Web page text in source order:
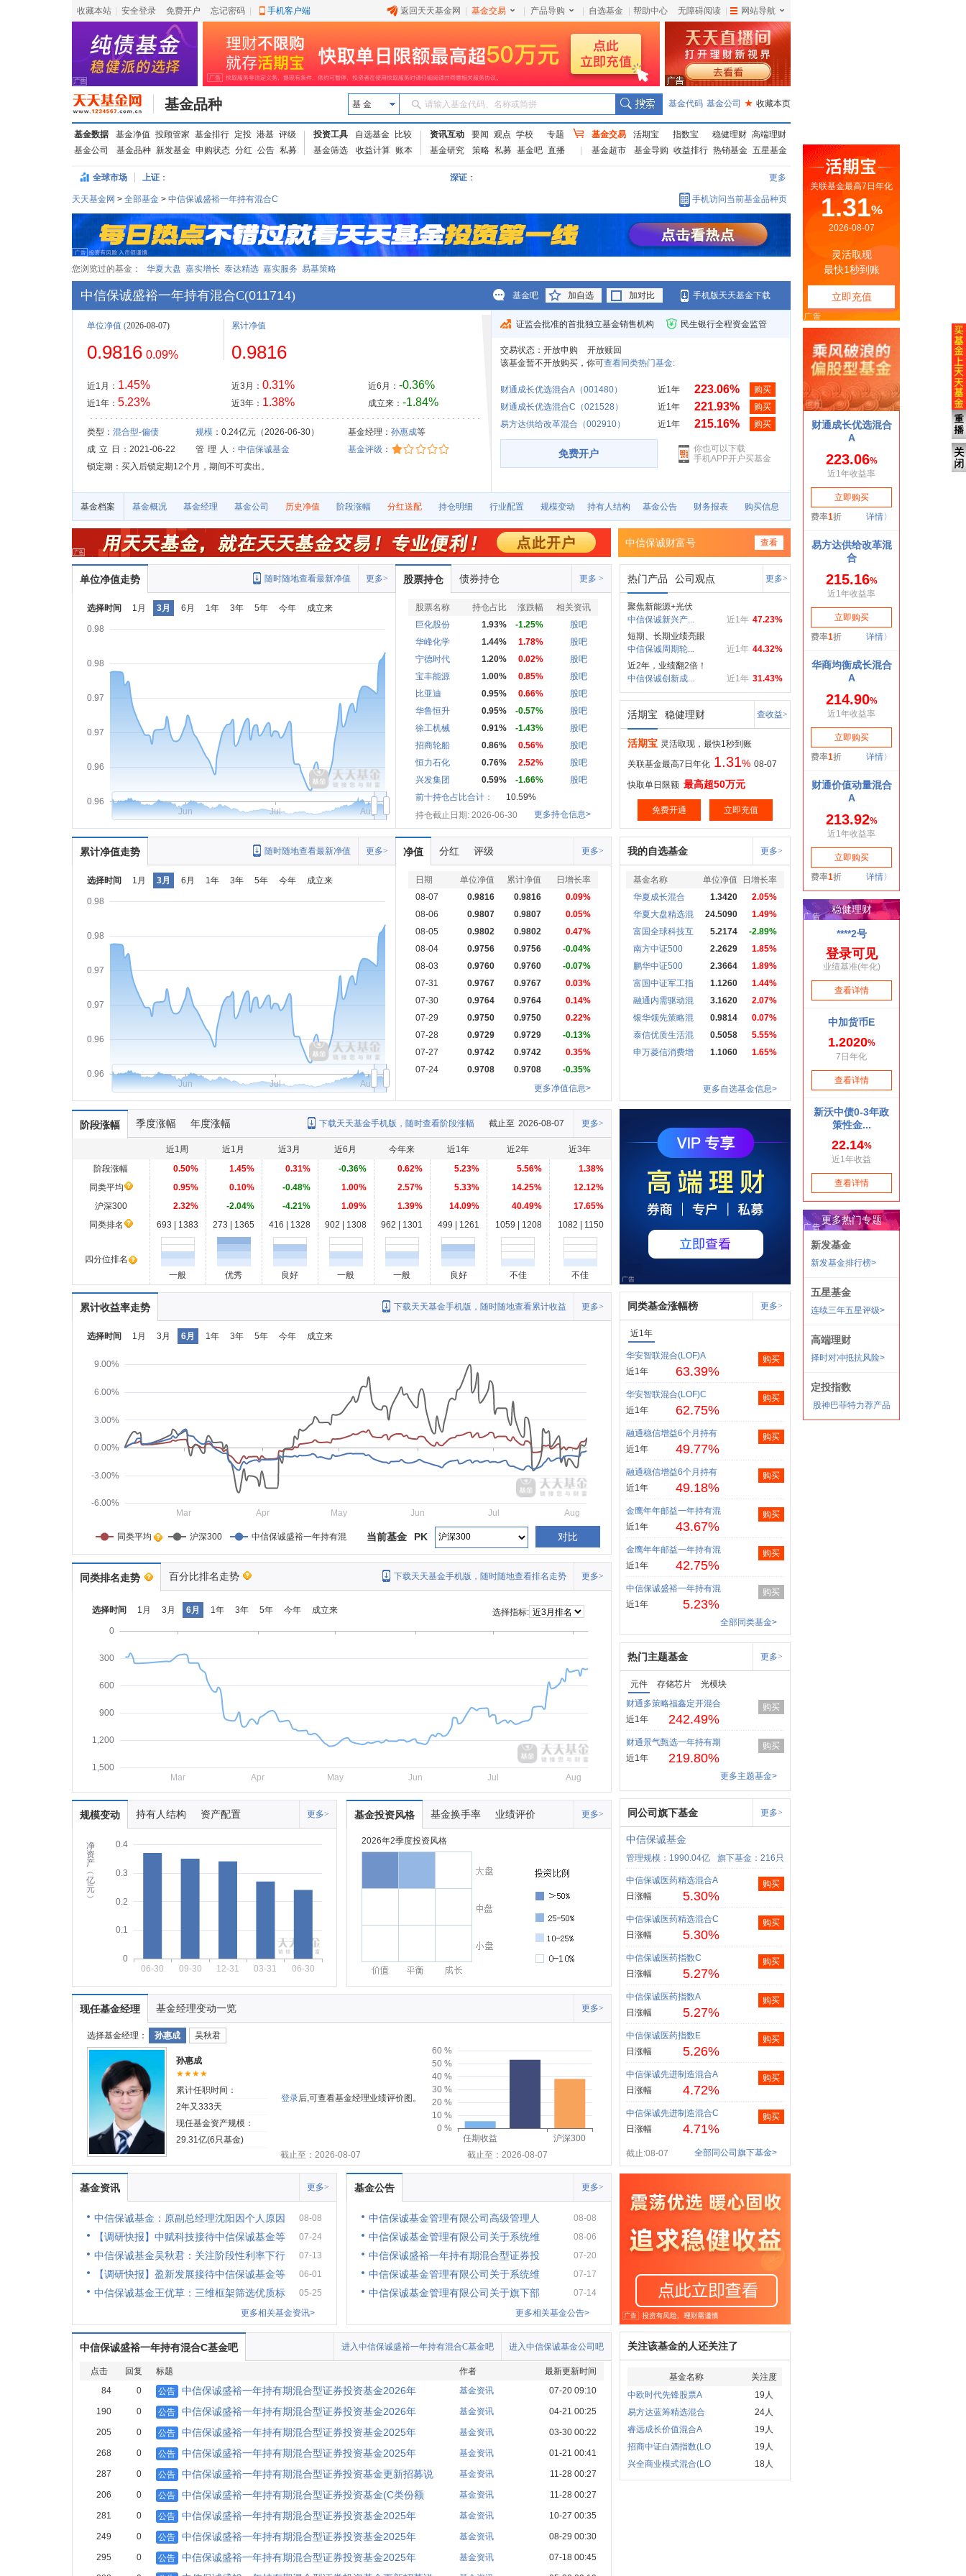
收藏本站 安全登录 免费开户 忘记密码 手机客户端 返回天天基金网 基金交易 产品导购 自选基金 帮助中心 无障碍阅读 网站导航
基金品种 基 金 请输入基金代码、名称或简拼 基金代码 基金公司 ★ 收藏本页
基金数据 基金净值 投顾管家 基金排行 定投 港基 评级
基金公司
基金品种 新发基金 申购状态 分红 公告 私募
投资工具 自选基金
比较
基金筛选
收益计算 账本
资讯互动 要闻 观点 学校
专题
基金研究
策略 私募 基金吧 直播
基金交易 活期宝 指数宝 稳健理财 高端理财
基金超市
基金导购 收益排行 热销基金 五星基金
全球市场 上证： 深证： 更多
天天基金网 > 全部基金 > 中信保诚盛裕一年持有混合C 手机访问当前基金品种页
您浏览过的基金： 华夏大盘 嘉实增长 泰达精选 嘉实服务 易基策略
中信保诚盛裕一年持有混合C(011714) 基金吧 加自选 加对比 手机版天天基金下载
单位净值 (2026-08-07)
0.9816 0.09%
近1月： 1.45%
近1年： 5.23%
累计净值
0.9816
近3月： 0.31%
近3年： 1.38%
近6月： -0.36%
成立来： -1.84%
类型： 混合型-偏债 规模：0.24亿元（2026-06-30） 基金经理： 孙惠成等
成 立 日
：2021-06-22 管 理 人 ： 中信保诚基金 基金评级 ：
锁定期：买入后锁定期12个月，期间不可卖出。
证监会批准的首批独立基金销售机构 民生银行全程资金监管
交易状态： 开放申购
开放赎回
该基金暂不开放购买，你可查看同类热门基金:
财通成长优选混合A（001480） 近1年 223.06%
购买
财通成长优选混合C（021528）
近1年 221.93%
购买
易方达供给改革混合（002910）
近1年 215.16% 购买
免费开户
你也可以下载
手机APP开户买基金
基金档案 基金概况 基金经理 基金公司 历史净值 阶段涨幅 分红送配 持仓明细 行业配置 规模变动 持有人结构 基金公告 财务报表 购买信息
中信保诚财富号 查看
单位净值走势 更多>
随时随地查看最新净值
选择时间 1月 3月 6月 1年 3年 5年 今年 成立来
0.96
0.96
0.97
0.97
0.98
0.98
Jun Jul Aug
股票持仓 债券持仓 更多 >
股票名称 持仓占比 涨跌幅
相关资讯
巨化股份
1.93% -1.25%
股吧
华峰化学
1.44% 1.78%
股吧
宁德时代
1.20% 0.02%
股吧
宝丰能源
1.00% 0.85%
股吧
比亚迪
0.95% 0.66%
股吧
华鲁恒升
0.95% -0.57%
股吧
徐工机械
0.91% -1.43%
股吧
招商轮船
0.86% 0.56%
股吧
恒力石化
0.76% 2.52%
股吧
兴发集团
0.59% -1.66%
股吧
前十持仓占比合计：
10.59%
持仓截止日期: 2026-06-30
更多持仓信息>
热门产品 公司观点 更多>
聚焦新能源+光伏
47.23%
近1年
中信保诚新兴产...
短期、长期业绩亮眼
44.32%
近1年
中信保诚周期轮...
近2年，业绩翻2倍！
31.43%
近1年
中信保诚创新成...
活期宝 稳健理财 查收益>
活期宝 灵活取现，最快1秒到账
关联基金最高7日年化 1.31% 08-07
快取单日限额 最高超50万元
免费开通 立即充值
累计净值走势 更多>
随时随地查看最新净值
选择时间 1月 3月 6月 1年 3年 5年 今年 成立来
0.96
0.96
0.97
0.97
0.98
0.98
Jun Jul Aug
净值 分红 评级 更多>
日期 单位净值 累计净值
日增长率
08-07
0.9816 0.9816
0.09%
08-06
0.9807 0.9807
0.05%
08-05
0.9802 0.9802
0.47%
08-04
0.9756 0.9756
-0.04%
08-03
0.9760 0.9760
-0.07%
07-31
0.9767 0.9767
0.03%
07-30
0.9764 0.9764
0.14%
07-29
0.9750 0.9750
0.22%
07-28
0.9729 0.9729
-0.13%
07-27
0.9742 0.9742
0.35%
07-24
0.9708 0.9708
-0.35%
更多净值信息>
我的自选基金 更多>
基金名称 单位净值
日增长率
华夏成长混合
1.3420
2.05%
华夏大盘精选混
24.5090
1.49%
富国全球科技互
5.2174
-2.89%
南方中证500
2.2629
1.85%
鹏华中证500
2.3664
1.89%
富国中证军工指
1.1260
1.44%
融通内需驱动混
3.1620
2.07%
银华领先策略混
0.9814
0.07%
泰信优质生活混
0.5058
5.55%
申万菱信消费增
1.1060 1.65%
更多自选基金信息>
阶段涨幅 季度涨幅 年度涨幅 更多>
截止至 2026-08-07
下载天天基金手机版，随时查看阶段涨幅
近1周 近1月 近3月 近6月 今年来 近1年 近2年
近3年
阶段涨幅
0.50% 1.45% 0.31% -0.36% 0.62% 5.23% 5.56%
1.38%
同类平均
0.95% 0.10% -0.48% 1.00% 2.57% 5.33% 14.25%
12.12%
沪深300
2.32% -2.04% -4.21% 1.09% 1.39% 14.09% 40.49%
17.65%
同类排名
693 | 1383 273 | 1365 416 | 1328 902 | 1308 962 | 1301 499 | 1261 1059 | 1208 1082 | 1150
四分位排名
一般
优秀 良好 一般 一般 良好 不佳 不佳
累计收益率走势 更多>
下载天天基金手机版，随时随地查看累计收益
选择时间 1月 3月 6月 1年 3年 5年 今年 成立来
-6.00%
-3.00%
0.00%
3.00%
6.00%
9.00%
Mar Apr May Jun Jul Aug
同类平均 沪深300 中信保诚盛裕一年持有混 对比
PK
当前基金
同类排名走势 百分比排名走势 更多>
下载天天基金手机版，随时随地查看排名走势
选择时间 1月 3月 6月 1年 3年 5年 今年 成立来
选择指标:
0
300
600
900
1,200
1,500
Mar
Apr May Jun Jul Aug
规模变动 持有人结构 资产配置 更多>
净
资
产
︵
亿
元
︶
0
0.1
0.2
0.3
0.4
06-30 09-30 12-31 03-31 06-30
基金投资风格 基金换手率 业绩评价 更多>
2026年2季度投资风格
现任基金经理 基金经理变动一览 更多>
选择基金经理： 孙惠成 吴秋君
孙惠成
★★★★
累计任职时间：
2年又333天
现任基金资产规模：
29.31亿(6只基金)
登录后,可查看基金经理业绩评价图。
0 %
10 %
20 %
30 %
40 %
50 %
60 %
任期收益
沪深300
截止至：2026-08-07
截止至：2026-08-07
基金资讯 更多>
中信保诚基金：原副总经理沈阳因个人原因 08-08
【调研快报】中赋科技接待中信保诚基金等 07-24
中信保诚基金吴秋君：关注阶段性利率下行 07-13
【调研快报】盈新发展接待中信保诚基金等 06-01
中信保诚基金王优草：三维框架筛选优质标
05-25
更多相关基金资讯>
基金公告 更多>
中信保诚基金管理有限公司高级管理人 08-08
中信保诚基金管理有限公司关于系统维 08-06
中信保诚盛裕一年持有期混合型证券投 07-20
中信保诚基金管理有限公司关于系统维 07-17
中信保诚基金管理有限公司关于旗下部
07-14
更多相关基金公告>
中信保诚盛裕一年持有混合C基金吧 进入中信保诚基金公司吧
进入中信保诚盛裕一年持有混合C基金吧
点击 回复 标题 作者
最新更新时间
84
0 公告 中信保诚盛裕一年持有期混合型证券投资基金2026年 基金资讯 07-20 09:10
190 0 公告 中信保诚盛裕一年持有期混合型证券投资基金2026年 基金资讯 04-21 00:25
205 0 公告 中信保诚盛裕一年持有期混合型证券投资基金2025年 基金资讯 03-30 00:22
268 0 公告 中信保诚盛裕一年持有期混合型证券投资基金2025年 基金资讯 01-21 00:41
287 0 公告 中信保诚盛裕一年持有期混合型证券投资基金更新招募说 基金资讯 11-28 00:27
206 0 公告 中信保诚盛裕一年持有期混合型证券投资基金(C类份额 基金资讯 11-28 00:27
281 0 公告 中信保诚盛裕一年持有期混合型证券投资基金2025年 基金资讯 10-27 00:35
249 0 公告 中信保诚盛裕一年持有期混合型证券投资基金2025年 基金资讯 08-29 00:30
295 0 公告 中信保诚盛裕一年持有期混合型证券投资基金2025年 基金资讯 07-18 00:45
同类基金涨幅榜 更多>
近1年
华安智联混合(LOF)A
近1年
63.39%
购买
华安智联混合(LOF)C
近1年
62.75%
购买
融通稳信增益6个月持有
近1年
49.77%
购买
融通稳信增益6个月持有
近1年
49.18%
购买
金鹰年年邮益一年持有混
近1年
43.67%
购买
金鹰年年邮益一年持有混
近1年
42.75%
购买
中信保诚盛裕一年持有混
近1年
5.23%
购买
全部同类基金>
热门主题基金 更多>
元件 存储芯片
光模块
财通多策略福鑫定开混合
近1年
242.49%
购买
财通景气甄选一年持有期
近1年
219.80%
购买
更多主题基金>
同公司旗下基金 更多>
中信保诚基金
管理规模：1990.04亿 旗下基金：216只
中信保诚医药精选混合A
日涨幅
5.30%
购买
中信保诚医药精选混合C
日涨幅
5.30%
购买
中信保诚医药指数C
日涨幅
5.27%
购买
中信保诚医药指数A
日涨幅
5.27%
购买
中信保诚医药指数E
日涨幅
5.26%
购买
中信保诚先进制造混合A
日涨幅
4.72%
购买
中信保诚先进制造混合C
日涨幅
4.71%
购买
截止:08-07 全部同公司旗下基金>
关注该基金的人还关注了
基金名称
关注度
中欧时代先锋股票A
19人
易方达蓝筹精选混合
24人
睿远成长价值混合A
19人
招商中证白酒指数(LO
19人
兴全商业模式混合(LO
18人